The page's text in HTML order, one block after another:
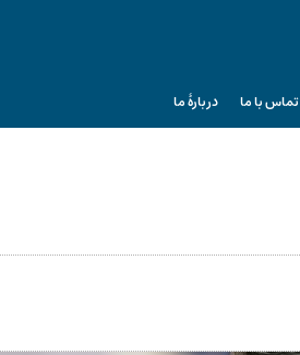
تماس با ما دربارۀ ما